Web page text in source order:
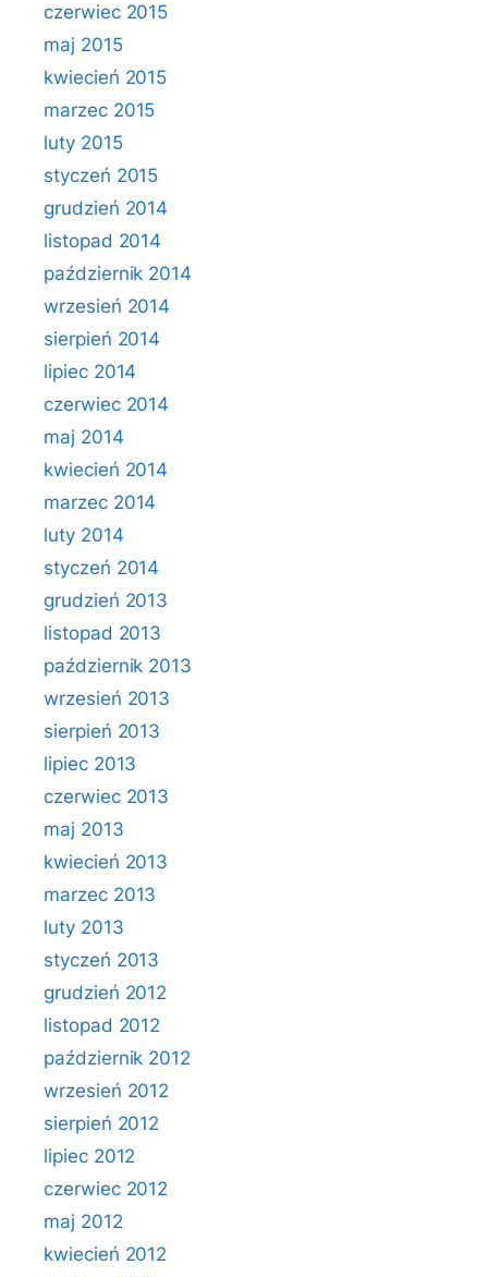
czerwiec 2015
maj 2015
kwiecień 2015
marzec 2015
luty 2015
styczeń 2015
grudzień 2014
listopad 2014
październik 2014
wrzesień 2014
sierpień 2014
lipiec 2014
czerwiec 2014
maj 2014
kwiecień 2014
marzec 2014
luty 2014
styczeń 2014
grudzień 2013
listopad 2013
październik 2013
wrzesień 2013
sierpień 2013
lipiec 2013
czerwiec 2013
maj 2013
kwiecień 2013
marzec 2013
luty 2013
styczeń 2013
grudzień 2012
listopad 2012
październik 2012
wrzesień 2012
sierpień 2012
lipiec 2012
czerwiec 2012
maj 2012
kwiecień 2012